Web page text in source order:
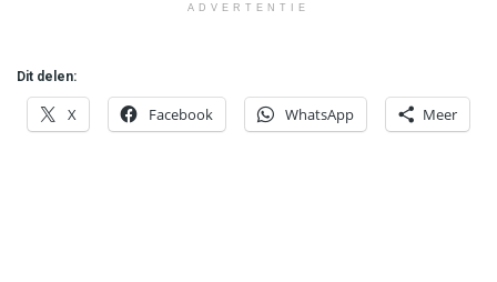
ADVERTENTIE
Dit delen:
X Facebook WhatsApp Meer